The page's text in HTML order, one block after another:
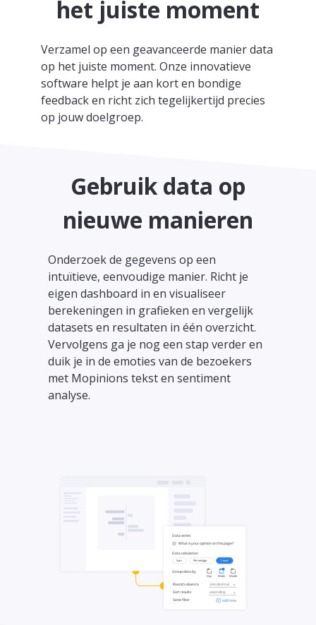
het juiste moment
Verzamel op een geavanceerde manier data
op het juiste moment. Onze innovatieve
software helpt je aan kort en bondige
feedback en richt zich tegelijkertijd precies
op jouw doelgroep.
Gebruik data op
nieuwe manieren
Onderzoek de gegevens op een
intuïtieve, eenvoudige manier. Richt je
eigen dashboard in en visualiseer
berekeningen in grafieken en vergelijk
datasets en resultaten in één overzicht.
Vervolgens ga je nog een stap verder en
duik je in de emoties van de bezoekers
met Mopinions tekst en sentiment
analyse.